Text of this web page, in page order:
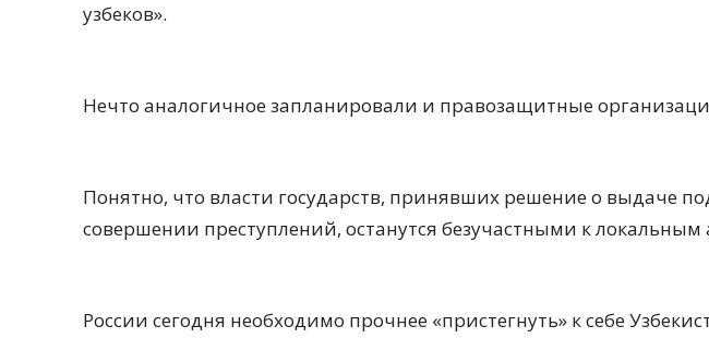
узбеков».
Нечто аналогичное запланировали и правозащитные
Понятно, что власти государств, принявших решение о выдаче
совершении преступлений, останутся безучастными к локальным
России сегодня необходимо прочнее «пристегнуть» к себе